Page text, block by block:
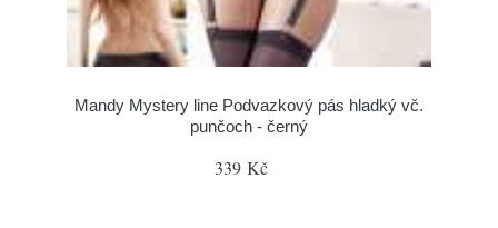
Mandy Mystery line Podvazkový pás hladký vč.
punčoch - černý
339 Kč